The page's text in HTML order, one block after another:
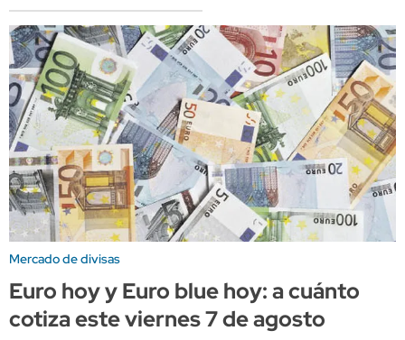
Mercado de divisas
Euro hoy y Euro blue hoy: a cuánto
cotiza este viernes 7 de agosto